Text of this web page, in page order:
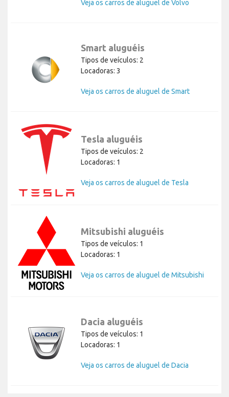
Veja os carros de aluguel de Volvo
Smart aluguéis
Tipos de veículos: 2
Locadoras: 3
Veja os carros de aluguel de Smart
Tesla aluguéis
Tipos de veículos: 2
Locadoras: 1
Veja os carros de aluguel de Tesla
Mitsubishi aluguéis
Tipos de veículos: 1
Locadoras: 1
Veja os carros de aluguel de Mitsubishi
Dacia aluguéis
Tipos de veículos: 1
Locadoras: 1
Veja os carros de aluguel de Dacia